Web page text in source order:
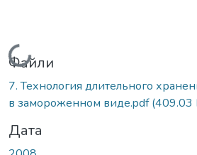
Вантажиться...
Файли
7. Технология длительного
в замороженном виде.pdf(409.03
Дата